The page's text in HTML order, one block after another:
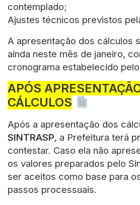
contemplado;
Ajustes técnicos previstos
A apresentação dos cálculos
ainda neste mês de janeiro,
cronograma estabelecido
APÓS
CÁLCULOS
Após a apresentação dos
SINTRASP, a Prefeitura terá
contestar. Caso ela não
os valores preparados pelo
ser aceitos como base para
passos processuais.